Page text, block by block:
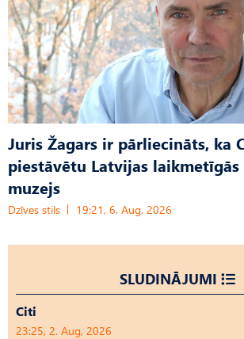
Juris Žagars ir pārliecināts, ka
piestāvētu Latvijas laikmetīgās
muzejs
Dzīves stils 19:21, 6. Aug, 2026
SLUDINĀJUMI
Citi
23:25, 2. Aug, 2026